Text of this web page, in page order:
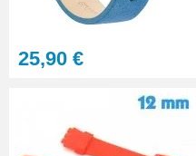
25,90 €